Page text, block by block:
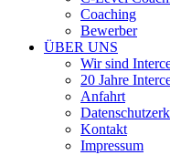
Coaching
Bewerber
ÜBER UNS
Wir sind
20 Jahre
Anfahrt
Kontakt
Impressum